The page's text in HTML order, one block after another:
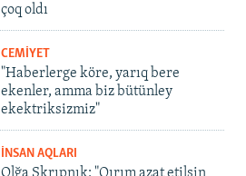
çoq oldı
CEMİYET
"Haberlerge köre, yarıq bere
ekenler, amma biz bütünley
ekektriksizmiz"
İNSAN AQLARI